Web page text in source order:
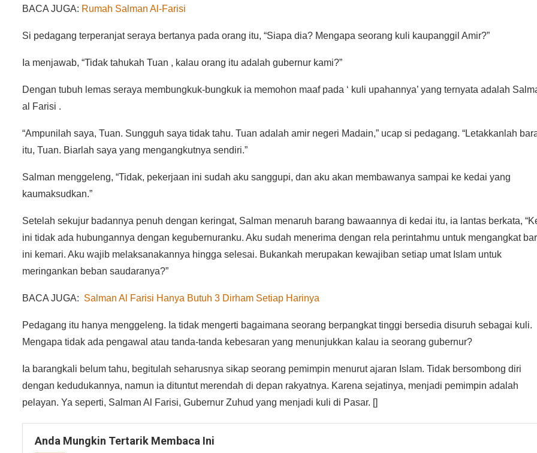
BACA JUGA: Rumah Salman Al-Farisi
Si pedagang terperanjat seraya bertanya pada orang itu, “Siapa dia? Mengapa seorang kuli kaupanggil Amir?”
Ia menjawab, “Tidak tahukah Tuan , kalau orang itu adalah gubernur kami?”
Dengan tubuh lemas seraya membungkuk-bungkuk ia memohon maaf pada ‘ kuli upahannya’ yang ternyata adalah
al Farisi .
“Ampunilah saya, Tuan. Sungguh saya tidak tahu. Tuan adalah amir negeri Madain,” ucap si pedagang. “Letakkanlah
itu, Tuan. Biarlah saya yang mengangkutnya sendiri.”
Salman menggeleng, “Tidak, pekerjaan ini sudah aku sanggupi, dan aku akan membawanya sampai ke kedai yang
kaumaksudkan.”
Setelah sekujur badannya penuh dengan keringat, Salman menaruh barang bawaannya di kedai itu, ia lantas berkata,
ini tidak ada hubungannya dengan kegubernuranku. Aku sudah menerima dengan rela perintahmu untuk mengangkat
ini kemari. Aku wajib melaksanakannya hingga selesai. Bukankah merupakan kewajiban setiap umat Islam untuk
meringankan beban saudaranya?”
BACA JUGA: Salman Al Farisi Hanya Butuh 3 Dirham Setiap Harinya
Pedagang itu hanya menggeleng. Ia tidak mengerti bagaimana seorang berpangkat tinggi bersedia disuruh sebagai kuli.
Mengapa tidak ada pengawal atau tanda-tanda kebesaran yang menunjukkan kalau ia seorang gubernur?
Ia barangkali belum tahu, begitulah seharusnya sikap seorang pemimpin menurut ajaran Islam. Tidak bersombong diri
dengan kedudukannya, namun ia dituntut merendah di depan rakyatnya. Karena sejatinya, menjadi pemimpin adalah
pelayan. Ya seperti, Salman Al Farisi, Gubernur Zuhud yang menjadi kuli di Pasar. []
Anda Mungkin Tertarik Membaca Ini